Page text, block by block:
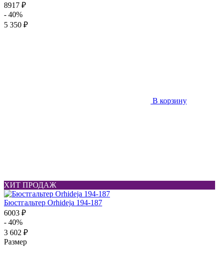
8917 ₽
- 40%
5 350 ₽
В корзину
ХИТ ПРОДАЖ
Бюстгальтер Orhideja 194-187
6003 ₽
- 40%
3 602 ₽
Размер